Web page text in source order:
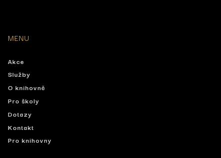
MENU
Akce
Služby
O knihovně
Pro školy
Dotazy
Kontakt
Pro knihovny